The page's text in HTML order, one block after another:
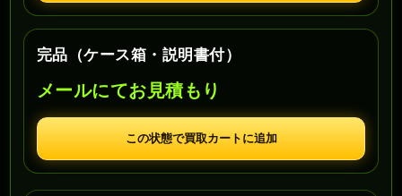
完品（ケース箱・説明書付）
メールにてお見積もり
この状態で買取カートに追加